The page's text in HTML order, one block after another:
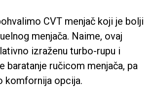
CVT menjač koji je bolji
menjača. Naime, ovaj
izraženu turbo-rupu i
baratanje ručicom menjača, pa
komfornija opcija.